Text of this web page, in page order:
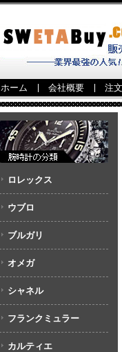
ホーム 会社概要 注
ロレックス
ウブロ
ブルガリ
オメガ
シャネル
フランクミュラー
カルティエ